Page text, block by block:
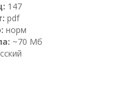
147
pdf
норм
~70 Мб